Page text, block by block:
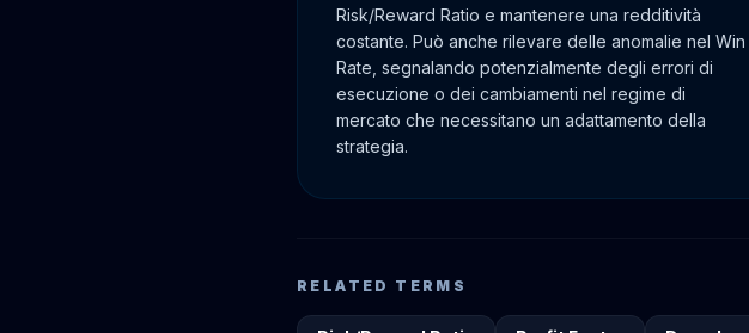
Risk/Reward Ratio e mantenere una redditività
costante. Può anche rilevare delle anomalie nel Win
Rate, segnalando potenzialmente degli errori di
esecuzione o dei cambiamenti nel regime di
mercato che necessitano un adattamento della
strategia.
RELATED TERMS